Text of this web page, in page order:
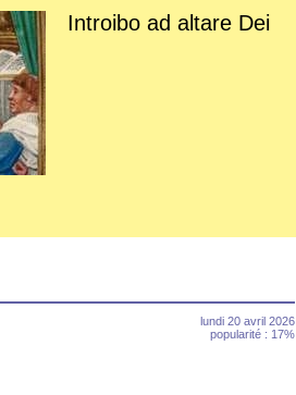
Introibo ad altare Dei
lundi 20 avril 2026
popularité : 17%